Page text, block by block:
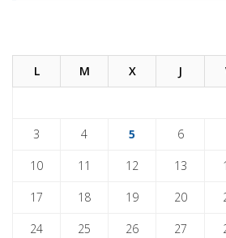
L M X J
3 4 5 6
10 11 12 13
17 18 19 20
24 25 26 27